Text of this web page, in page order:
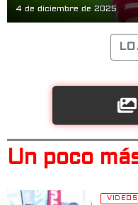
4 de diciembre de 2025
Un poco
VIDEOS